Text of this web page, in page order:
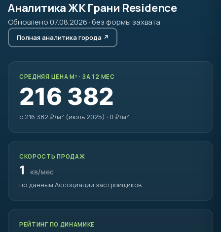
Аналитика ЖК Грани Residence
Обновлено 07.08.2026 · без формы захвата
Полная аналитика города ↗
СРЕДНЯЯ ЦЕНА М² · ЗА 12 МЕС
216 382
с 216 382 ₽/м² (июль 2025) · 0 ₽/м²
СКОРОСТЬ ПРОДАЖ
1 кв/мес
по данным Ассоциации застройщиков
РЕЙТИНГ ПО ДИНАМИКЕ